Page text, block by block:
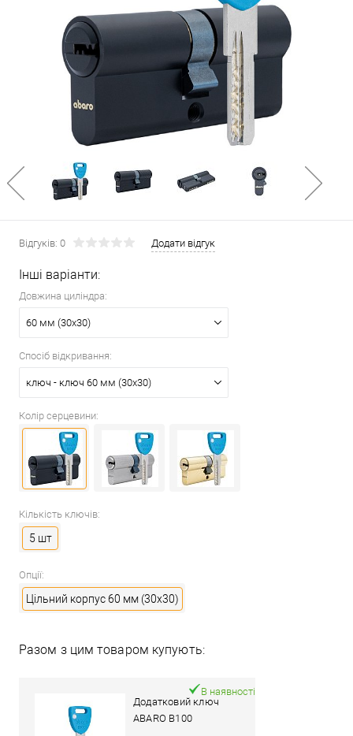
Відгуків: 0 Додати відгук
Інші варіанти:
Довжина циліндра:
60 мм (30x30)
Спосіб відкривання:
ключ - ключ 60 мм (30x30)
Колір серцевини:
Кількість ключів:
5 шт
Опції:
Цільний корпус 60 мм (30x30)
Разом з цим товаром купують:
Додатковий ключ
ABARO B100
В наявності